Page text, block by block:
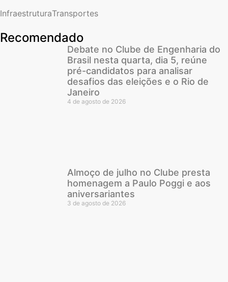
InfraestruturaTransportes
Recomendado
Debate no Clube de Engenharia do
Brasil nesta quarta, dia 5, reúne
pré-candidatos para analisar
desafios das eleições e o Rio de
Janeiro
4 de agosto de 2026
Almoço de julho no Clube presta
homenagem a Paulo Poggi e aos
aniversariantes
3 de agosto de 2026